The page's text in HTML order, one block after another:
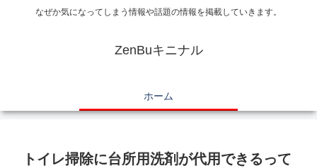
なぜか気になってしまう情報や話題の情報を掲載していきます。
ZenBuキニナル
ホーム
トイレ掃除に台所用洗剤が代用できるって